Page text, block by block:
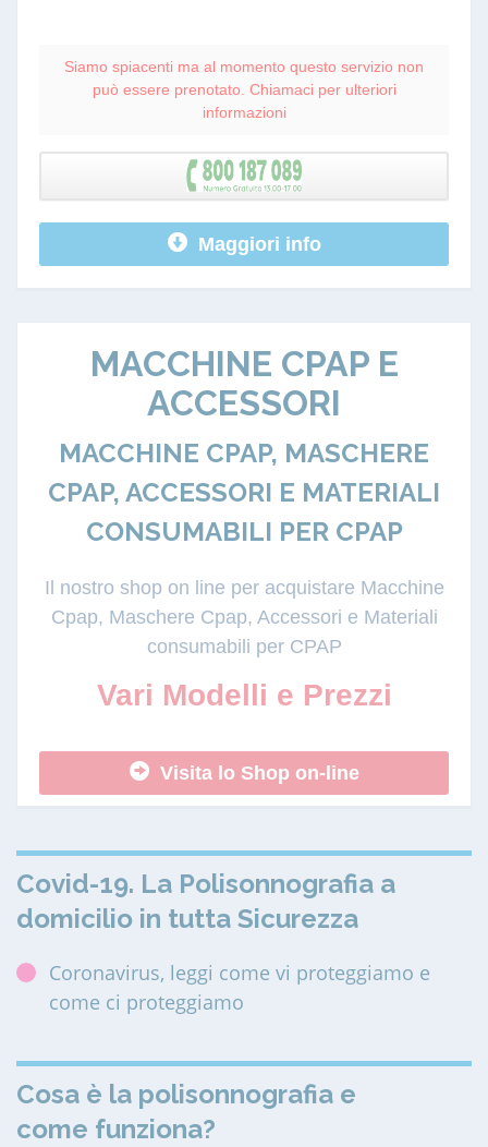
Siamo spiacenti ma al momento questo servizio non
può essere prenotato. Chiamaci per ulteriori
informazioni
Maggiori info
MACCHINE CPAP E
ACCESSORI
MACCHINE CPAP, MASCHERE
CPAP, ACCESSORI E MATERIALI
CONSUMABILI PER CPAP
Il nostro shop on line per acquistare Macchine
Cpap, Maschere Cpap, Accessori e Materiali
consumabili per CPAP
Vari Modelli e Prezzi
Visita lo Shop on-line
Covid-19. La Polisonnografia a
domicilio in tutta Sicurezza
Coronavirus, leggi come vi proteggiamo e
come ci proteggiamo
Cosa è la polisonnografia e
come funziona?